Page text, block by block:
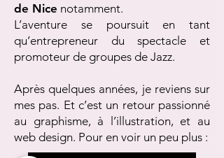
de Nice notamment.
L’aventure se poursuit en tant
qu’entrepreneur du spectacle et
promoteur de groupes de Jazz.
Après quelques années, je reviens sur
mes pas. Et c’est un retour passionné
au graphisme, à l’illustration, et au
web design. Pour en voir un peu plus :